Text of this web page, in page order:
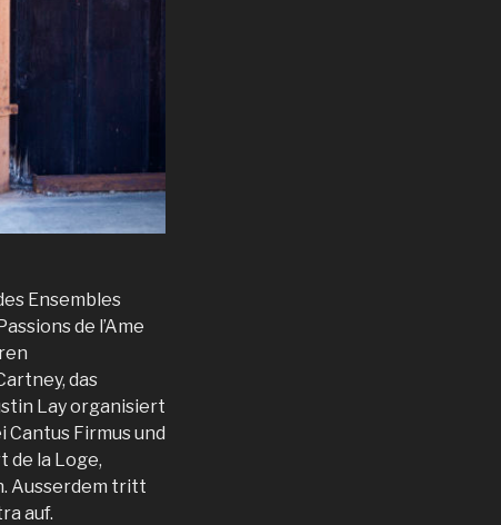
Ensembles
de l’Ame
das
Lay organisiert
Firmus und
de la Loge,
Ausserdem tritt
auf.